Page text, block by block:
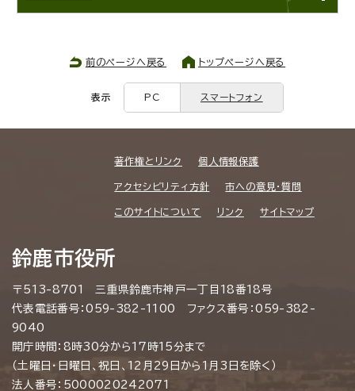
前のページへ戻る トップページへ戻る
表示 PC スマートフォン
著作権とリンク 個人情報保護
アクセシビリティ方針 市への意見・質問
このサイトについて リンク サイトマップ
鈴鹿市役所
〒513-8701 三重県鈴鹿市神戸一丁目18番18号
代表電話番号：059-382-1100 ファクス番号：059-382-
9040
開庁時間：8時30分から17時15分まで
（土曜日・日曜日、祝日、12月29日から1月3日を除く）
法人番号：5000020242071